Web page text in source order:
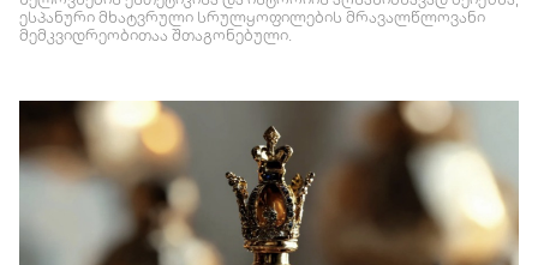
ესპანური მხატვრული სრულყოფილების მრავალწლოვანი
მემკვიდრეობითაა შთაგონებული.